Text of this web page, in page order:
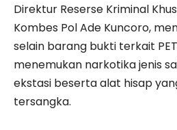
Direktur Reserse Kriminal
Kombes Pol Ade Kuncoro,
selain barang bukti terkait
menemukan narkotika jenis
ekstasi beserta alat hisap
tersangka.